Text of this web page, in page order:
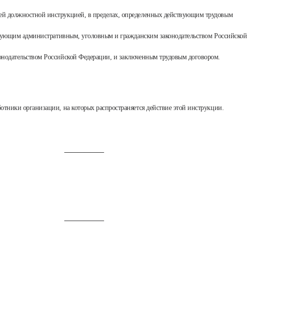
должностной инструкцией, в пределах, определенных действующим трудовым
административным, уголовным и гражданским законодательством Российской
Российской Федерации, и заключенным трудовым договором.
организации, на которых распространяется действие этой инструкции.